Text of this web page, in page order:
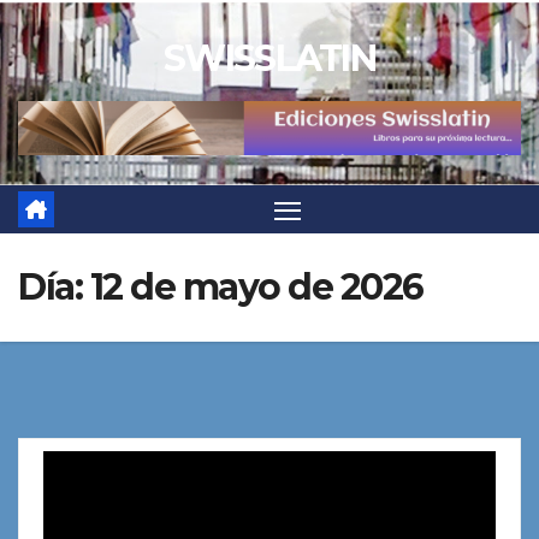
Saltar
al
contenido
SWISSLATIN
Día:12 de mayo de 2026